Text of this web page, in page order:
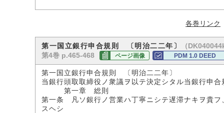
各巻リンク
第一国立銀行申合規則 〔明治二二年〕
（
第4巻 p.465-468
ページ画像 PDM 1.0 DEED
第一国立銀行申合規則 〔明治二二年〕
当銀行頭取取締役ノ衆議ヲ以テ決定シタル当銀行申合
第一章 総則
第一条 凡ソ銀行ノ営業ハ丁寧ニシテ遅滞ナキヲ貴フ
スヘシ